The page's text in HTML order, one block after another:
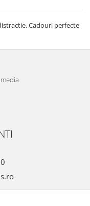
Cadouri perfecte